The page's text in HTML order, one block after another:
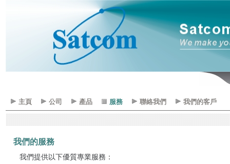
主頁 公司 產品 服務 聯絡我們 我們的客戶
我們的服務
我們提供以下優質專業服務：